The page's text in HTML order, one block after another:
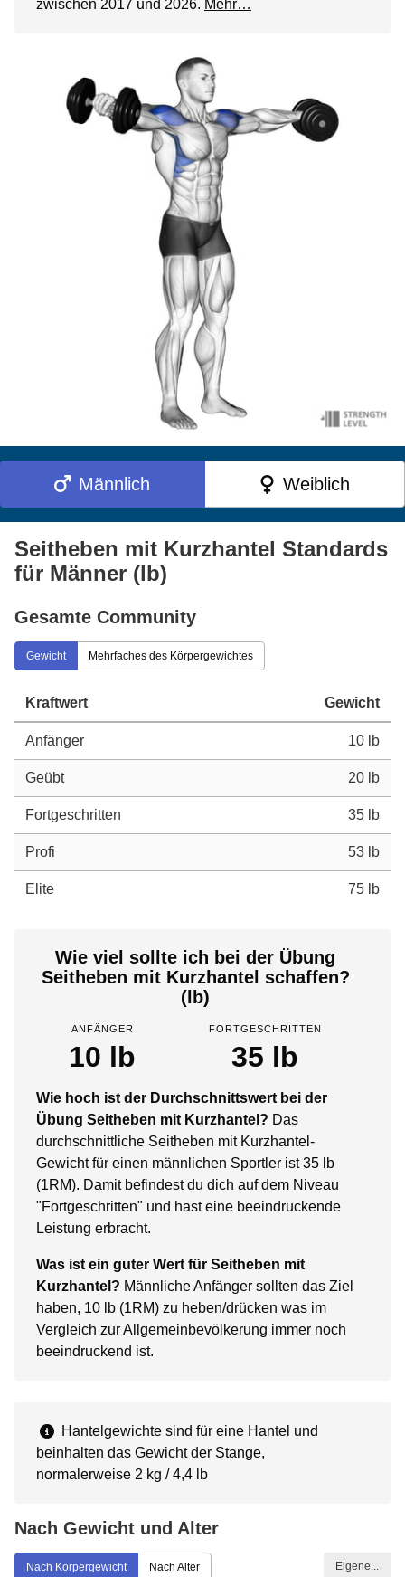
zwischen 2017 und 2026. Mehr…
Männlich Weiblich
Seitheben mit Kurzhantel Standards
für Männer (lb)
Gesamte Community
Gewicht Mehrfaches des Körpergewichtes
Kraftwert Gewicht
Anfänger 10 lb
Geübt 20 lb
Fortgeschritten 35 lb
Profi 53 lb
Elite 75 lb
Wie viel sollte ich bei der Übung
Seitheben mit Kurzhantel schaffen?
(lb)
ANFÄNGER
10 lb
FORTGESCHRITTEN
35 lb
Wie hoch ist der Durchschnittswert bei der
Übung Seitheben mit Kurzhantel? Das
durchschnittliche Seitheben mit Kurzhantel-
Gewicht für einen männlichen Sportler ist 35 lb
(1RM). Damit befindest du dich auf dem Niveau
"Fortgeschritten" und hast eine beeindruckende
Leistung erbracht.
Was ist ein guter Wert für Seitheben mit
Kurzhantel? Männliche Anfänger sollten das Ziel
haben, 10 lb (1RM) zu heben/drücken was im
Vergleich zur Allgemeinbevölkerung immer noch
beeindruckend ist.
Hantelgewichte sind für eine Hantel und
beinhalten das Gewicht der Stange,
normalerweise 2 kg / 4,4 lb
Nach Gewicht und Alter
Nach Körpergewicht Nach Alter Eigene...